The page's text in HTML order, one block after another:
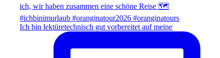
Ich bin lektüretechnisch gut vorbereitet auf meine